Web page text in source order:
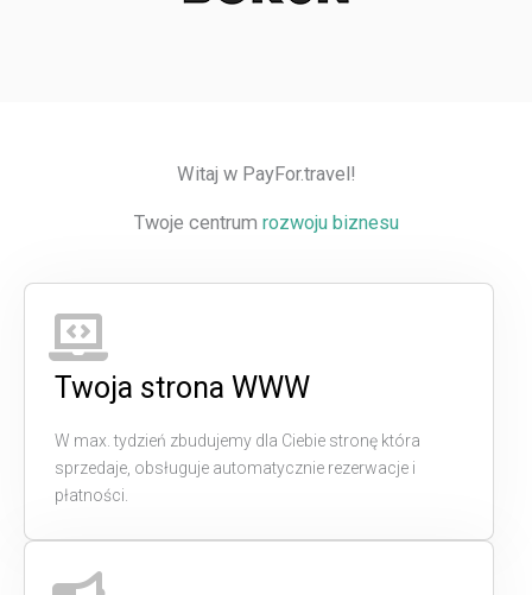
Witaj w PayFor.travel!
Twoje centrum rozwoju biznesu
Twoja strona WWW
W max. tydzień zbudujemy dla Ciebie stronę która
sprzedaje, obsługuje automatycznie rezerwacje i
płatności.